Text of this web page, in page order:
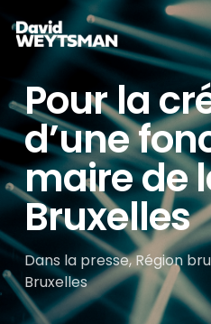
to
contentPour la
d’une
maire de
Bruxelles
Dans la presse,Région
Bruxelles